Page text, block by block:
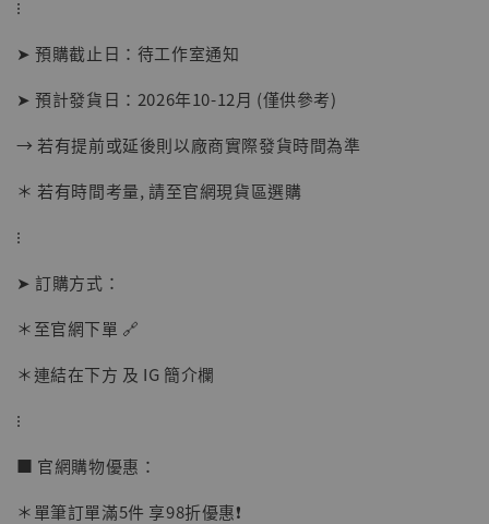
【店內現貨】海賊王 系列蒐藏雕像 布魯克達
NT$ 1,870
⁝
➤ 預購截止日：待工作室通知
➤ 預計發貨日：2026年10-12月 (僅供參考)
→ 若有提前或延後則以廠商實際發貨時間為準
＊ 若有時間考量, 請至官網現貨區選購
⁝
➤ 訂購方式：
＊至官網下單 🔗
＊連結在下方 及 IG 簡介欄
⁝
■ 官網購物優惠：
＊單筆訂單滿5件 享98折優惠❗️